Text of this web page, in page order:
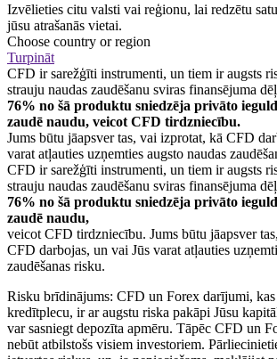
Izvēlieties citu valsti vai reģionu, lai redzētu
jūsu atrašanās vietai.
Choose country or region
Turpināt
CFD ir sarežģīti instrumenti, un tiem ir augsts
strauju naudas zaudēšanu sviras finansējuma
76% no šā produktu sniedzēja privāto
zaudē naudu, veicot CFD tirdzniecību.
Jums būtu jāapsver tas, vai izprotat, kā CFD
varat atļauties uzņemties augsto naudas
CFD ir sarežģīti instrumenti, un tiem ir augsts
strauju naudas zaudēšanu sviras finansējuma
76% no šā produktu sniedzēja privāto
zaudē naudu,
veicot CFD tirdzniecību. Jums būtu jāapsver
CFD darbojas, un vai Jūs varat atļauties
zaudēšanas risku.
Risku brīdinājums: CFD un Forex darījumi,
kredītplecu, ir ar augstu riska pakāpi Jūsu
var sasniegt depozīta apmēru. Tāpēc CFD un
nebūt atbilstošs visiem investoriem.